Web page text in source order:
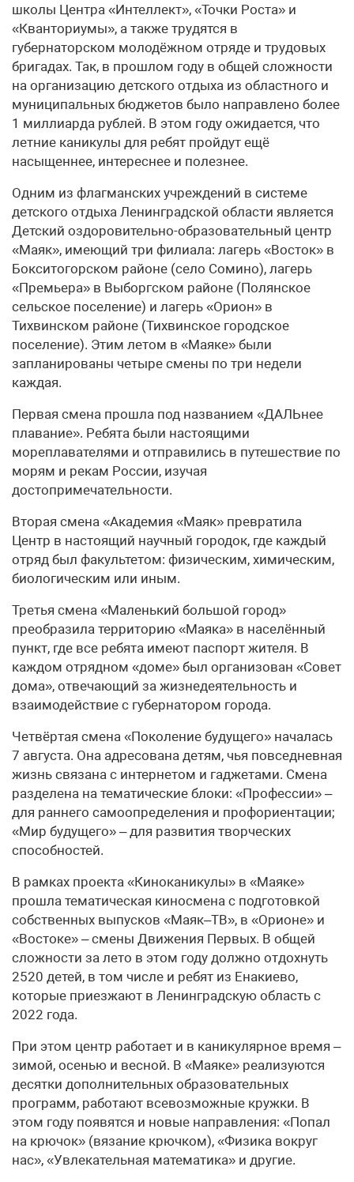
школы Центра «Интеллект», «Точки Роста» и
«Кванториумы», а также трудятся в
губернаторском молодёжном отряде и трудовых
бригадах. Так, в прошлом году в общей сложности
на организацию детского отдыха из областного и
муниципальных бюджетов было направлено более
1 миллиарда рублей. В этом году ожидается, что
летние каникулы для ребят пройдут ещё
насыщеннее, интереснее и полезнее.
Одним из флагманских учреждений в системе
детского отдыха Ленинградской области является
Детский оздоровительно-образовательный центр
«Маяк», имеющий три филиала: лагерь «Восток» в
Бокситогорском районе (село Сомино), лагерь
«Премьера» в Выборгском районе (Полянское
сельское поселение) и лагерь «Орион» в
Тихвинском районе (Тихвинское городское
поселение). Этим летом в «Маяке» были
запланированы четыре смены по три недели
каждая.
Первая смена прошла под названием «ДАЛЬнее
плавание». Ребята были настоящими
мореплавателями и отправились в путешествие по
морям и рекам России, изучая
достопримечательности.
Вторая смена «Академия «Маяк» превратила
Центр в настоящий научный городок, где каждый
отряд был факультетом: физическим, химическим,
биологическим или иным.
Третья смена «Маленький большой город»
преобразила территорию «Маяка» в населённый
пункт, где все ребята имеют паспорт жителя. В
каждом отрядном «доме» был организован «Совет
дома», отвечающий за жизнедеятельность и
взаимодействие с губернатором города.
Четвёртая смена «Поколение будущего» началась
7 августа. Она адресована детям, чья повседневная
жизнь связана с интернетом и гаджетами. Смена
разделена на тематические блоки: «Профессии» –
для раннего самоопределения и профориентации;
«Мир будущего» – для развития творческих
способностей.
В рамках проекта «Киноканикулы» в «Маяке»
прошла тематическая киносмена с подготовкой
собственных выпусков «Маяк–ТВ», в «Орионе» и
«Востоке» – смены Движения Первых. В общей
сложности за лето в этом году должно отдохнуть
2520 детей, в том числе и ребят из Енакиево,
которые приезжают в Ленинградскую область с
2022 года.
При этом центр работает и в каникулярное время –
зимой, осенью и весной. В «Маяке» реализуются
десятки дополнительных образовательных
программ, работают всевозможные кружки. В
этом году появятся и новые направления: «Попал
на крючок» (вязание крючком), «Физика вокруг
нас», «Увлекательная математика» и другие.